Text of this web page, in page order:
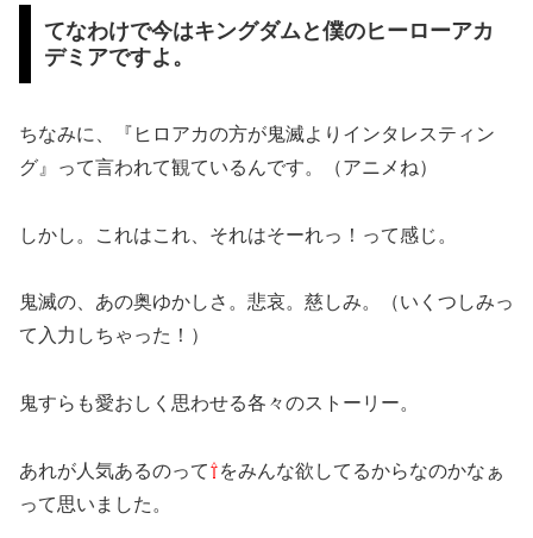
てなわけで今はキングダムと僕のヒーローアカ
デミアですよ。
ちなみに、『ヒロアカの方が鬼滅よりインタレスティン
グ』って言われて観ているんです。（アニメね）
しかし。これはこれ、それはそーれっ！って感じ。
鬼滅の、あの奥ゆかしさ。悲哀。慈しみ。（いくつしみっ
て入力しちゃった！）
鬼すらも愛おしく思わせる各々のストーリー。
あれが人気あるのって⇧をみんな欲してるからなのかなぁ
って思いました。